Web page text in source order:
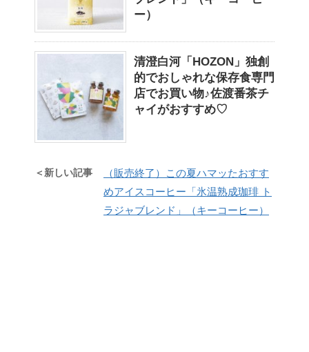
ー）
清澄白河「HOZON」独創
的でおしゃれな保存食専門
店でお買い物♪佐渡番茶チ
ャイがおすすめ♡
＜新しい記事
（販売終了）この夏ハマッたおすす
めアイスコーヒー「氷温熟成珈琲 ト
ラジャブレンド」（キーコーヒー）